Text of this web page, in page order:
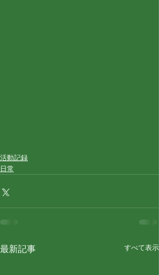
活動記録
日常
最新記事 すべて表示